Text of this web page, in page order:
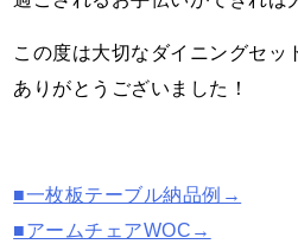
この度は大切なダイニングセッ
ありがとうございました！
■一枚板テーブル納品例→
■アームチェアWOC→